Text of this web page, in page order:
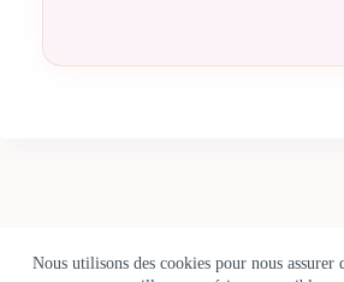
Nous utilisons des cookies pour nous assurer